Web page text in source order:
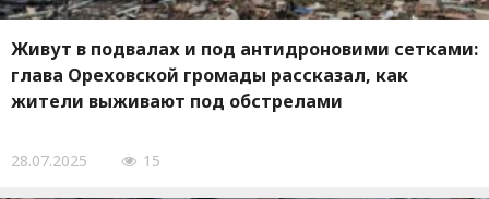
Живут в подвалах и под антидроновими сетками:
глава Ореховской громады рассказал, как
жители выживают под обстрелами
28.07.2025 15